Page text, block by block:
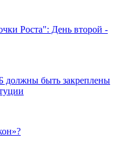
Роста": День второй -
быть закреплены